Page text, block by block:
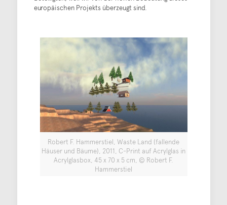
europäischen Projekts überzeugt sind.
Robert F. Hammerstiel, Waste Land (fallende
Häuser und Bäume), 2011, C-Print auf Acrylglas in
Acrylglasbox, 45 x 70 x 5 cm, © Robert F.
Hammerstiel